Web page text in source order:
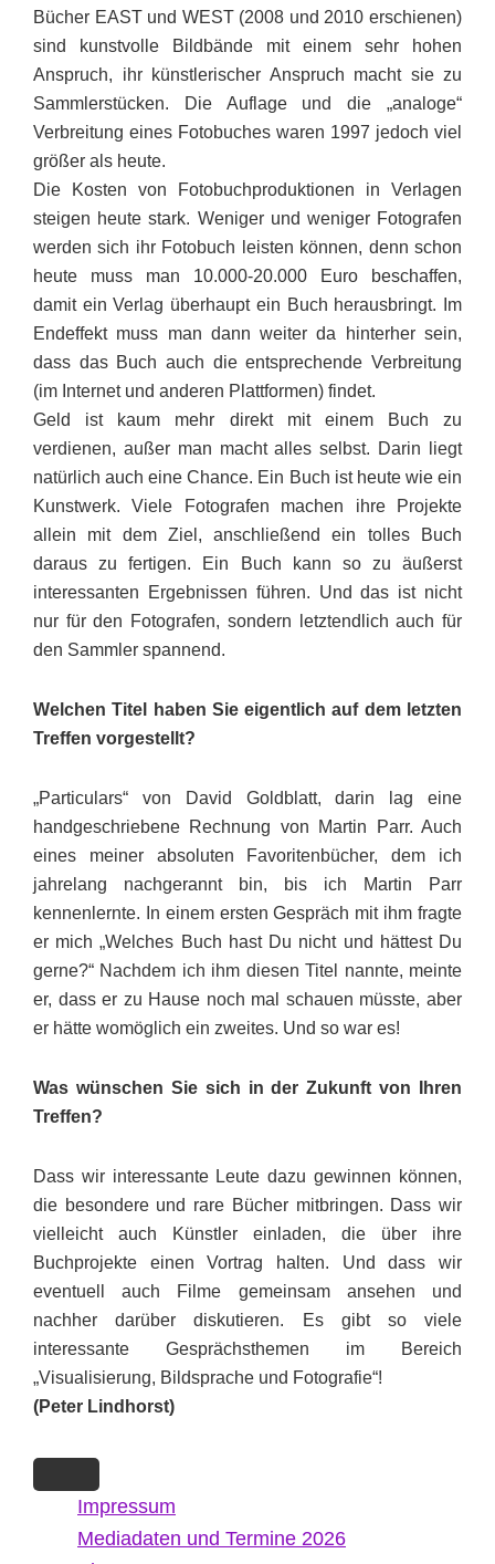
Bücher EAST und WEST (2008 und 2010 erschienen)
sind kunstvolle Bildbände mit einem sehr hohen
Anspruch, ihr künstlerischer Anspruch macht sie zu
Sammlerstücken. Die Auflage und die „analoge“
Verbreitung eines Fotobuches waren 1997 jedoch viel
größer als heute.
Die Kosten von Fotobuchproduktionen in Verlagen
steigen heute stark. Weniger und weniger Fotografen
werden sich ihr Fotobuch leisten können, denn schon
heute muss man 10.000-20.000 Euro beschaffen,
damit ein Verlag überhaupt ein Buch herausbringt. Im
Endeffekt muss man dann weiter da hinterher sein,
dass das Buch auch die entsprechende Verbreitung
(im Internet und anderen Plattformen) findet.
Geld ist kaum mehr direkt mit einem Buch zu
verdienen, außer man macht alles selbst. Darin liegt
natürlich auch eine Chance. Ein Buch ist heute wie ein
Kunstwerk. Viele Fotografen machen ihre Projekte
allein mit dem Ziel, anschließend ein tolles Buch
daraus zu fertigen. Ein Buch kann so zu äußerst
interessanten Ergebnissen führen. Und das ist nicht
nur für den Fotografen, sondern letztendlich auch für
den Sammler spannend.
Welchen Titel haben Sie eigentlich auf dem letzten
Treffen vorgestellt?
„Particulars“ von David Goldblatt, darin lag eine
handgeschriebene Rechnung von Martin Parr. Auch
eines meiner absoluten Favoritenbücher, dem ich
jahrelang nachgerannt bin, bis ich Martin Parr
kennenlernte. In einem ersten Gespräch mit ihm fragte
er mich „Welches Buch hast Du nicht und hättest Du
gerne?“ Nachdem ich ihm diesen Titel nannte, meinte
er, dass er zu Hause noch mal schauen müsste, aber
er hätte womöglich ein zweites. Und so war es!
Was wünschen Sie sich in der Zukunft von Ihren
Treffen?
Dass wir interessante Leute dazu gewinnen können,
die besondere und rare Bücher mitbringen. Dass wir
vielleicht auch Künstler einladen, die über ihre
Buchprojekte einen Vortrag halten. Und dass wir
eventuell auch Filme gemeinsam ansehen und
nachher darüber diskutieren. Es gibt so viele
interessante Gesprächsthemen im Bereich
„Visualisierung, Bildsprache und Fotografie“!
(Peter Lindhorst)
Impressum
Mediadaten und Termine 2026